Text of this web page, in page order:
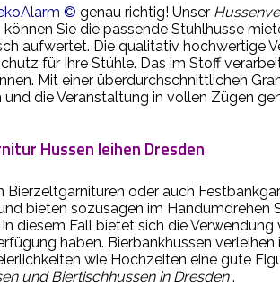
© genau richtig! Unser
Sie die passende Stuhlhusse
aufwertet. Die qualitativ hochwertige
für Ihre Stühle. Das im Stoff
Mit einer überdurchschnittlichen
die Veranstaltung in vollen Zügen
Hussen leihen Dresden
oder auch
bieten sozusagen im Handumdrehen
Fall bietet sich die
haben. Bierbankhussen
wie Hochzeiten eine gute
und Biertischhussen in Dresden.